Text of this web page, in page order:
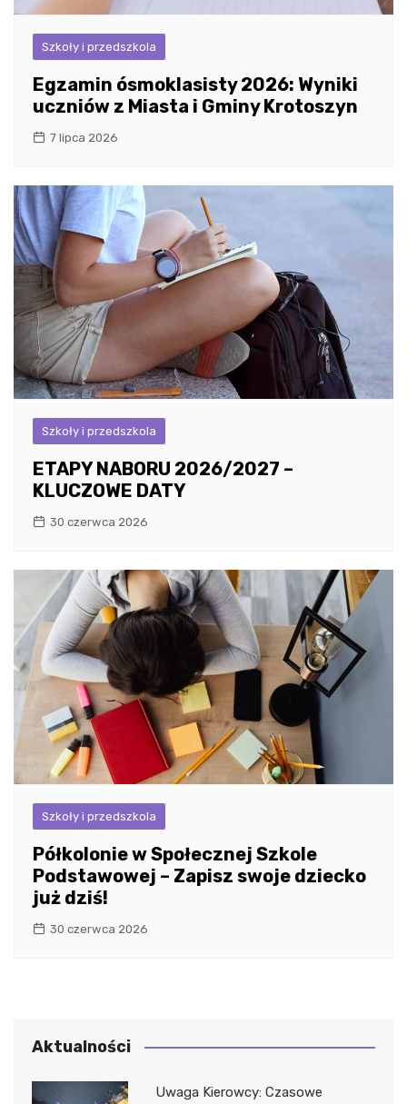
Szkoły i przedszkola
Egzamin ósmoklasisty 2026: Wyniki
uczniów z Miasta i Gminy Krotoszyn
7 lipca 2026
Szkoły i przedszkola
ETAPY NABORU 2026/2027 –
KLUCZOWE DATY
30 czerwca 2026
Szkoły i przedszkola
Półkolonie w Społecznej Szkole
Podstawowej – Zapisz swoje dziecko
już dziś!
30 czerwca 2026
Aktualności
Uwaga Kierowcy: Czasowe